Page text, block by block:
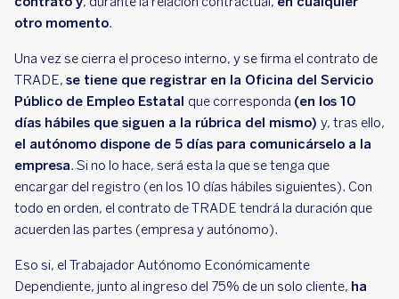
otro momento.
Una vez se cierra el proceso interno, y se firma el contrato de
TRADE, se tiene que registrar en la Oficina del Servicio
Público de Empleo Estatal que corresponda (en los 10
días hábiles que siguen a la rúbrica del mismo) y, tras ello,
el autónomo dispone de 5 días para comunicárselo a la
empresa. Si no lo hace, será esta la que se tenga que
encargar del registro (en los 10 días hábiles siguientes). Con
todo en orden, el contrato de TRADE tendrá la duración que
acuerden las partes (empresa y autónomo).
Eso si, el Trabajador Autónomo Económicamente
Dependiente, junto al ingreso del 75% de un solo cliente, ha